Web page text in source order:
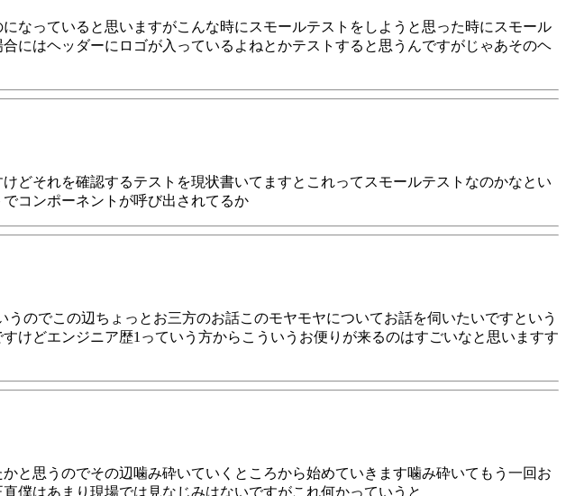
なっていると思いますがこんな時にスモールテストをしようと思った時にスモール
にはヘッダーにロゴが入っているよねとかテストすると思うんですがじゃあそのヘ
どそれを確認するテストを現状書いてますとこれってスモールテストなのかなとい
コンポーネントが呼び出されてるか
のでこの辺ちょっとお三方のお話このモヤモヤについてお話を伺いたいですという
けどエンジニア歴1っていう方からこういうお便りが来るのはすごいなと思いますす
と思うのでその辺噛み砕いていくところから始めていきます噛み砕いてもう一回お
僕はあまり現場では見なじみはないですがこれ何かっていうと